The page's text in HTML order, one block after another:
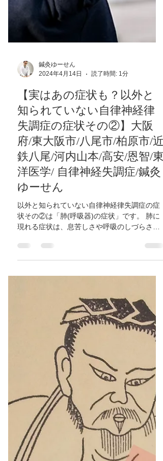
鍼灸ゆーせん
2024年4月14日
読了時間: 1分
【実はあの症状も？以外と
知られていない自律神経律
失調症の症状その②】大阪
府/東大阪市/八尾市/柏原市/近
鉄八尾/河内山本/高安/恩智/東
す。呼吸はストレスを感じると、浅く・早く
なります。 肺での呼吸症状は過呼吸(過換気症
候群)をはじめとする呼吸のトラブルや不調を
引き起こす可能性があるた...